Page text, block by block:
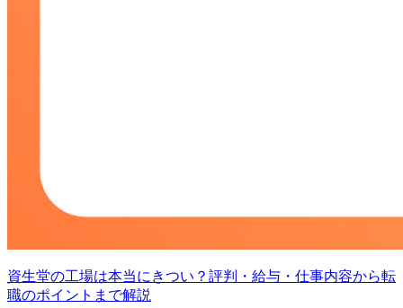
資生堂の工場は本当にきつい？評判・給与・仕事内容から転
職のポイントまで解説